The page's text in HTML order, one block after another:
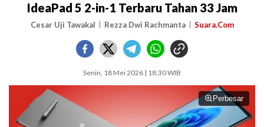
IdeaPad 5 2-in-1 Terbaru Tahan 33 Jam
Cesar Uji Tawakal Rezza Dwi Rachmanta Suara.Com
Senin, 18 Mei 2026 | 18:30 WIB
Perbesar